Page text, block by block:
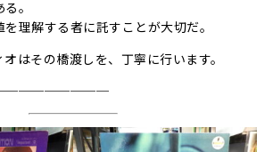
。
理解する者に託すことが大切だ。
はその橋渡しを、丁寧に行います。